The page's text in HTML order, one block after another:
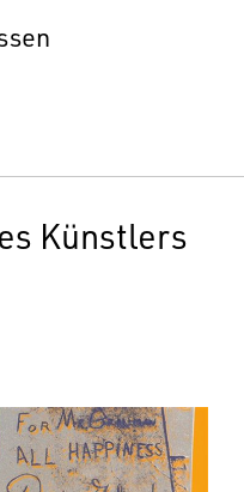
Künstlers